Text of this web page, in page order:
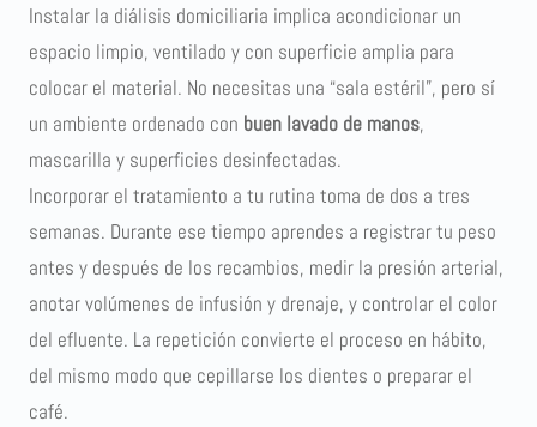
Instalar la diálisis domiciliaria implica acondicionar un
espacio limpio, ventilado y con superficie amplia para
colocar el material. No necesitas una “sala estéril”, pero sí
un ambiente ordenado con buen lavado de manos,
mascarilla y superficies desinfectadas.
Incorporar el tratamiento a tu rutina toma de dos a tres
semanas. Durante ese tiempo aprendes a registrar tu peso
antes y después de los recambios, medir la presión arterial,
anotar volúmenes de infusión y drenaje, y controlar el color
del efluente. La repetición convierte el proceso en hábito,
del mismo modo que cepillarse los dientes o preparar el
café.